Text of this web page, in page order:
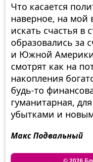
Что касается
наверное, на мой
искать счастья в
образовались за
и Южной
смотрят как на
накопления
будь-то
гуманитарная,
убытками и
Макс Подвальный